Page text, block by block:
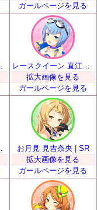
ガールページを見る
拡大画像を見る
ガールページを見る
お月見 見吉奈央 | SR
拡大画像を見る
ガールページを見る